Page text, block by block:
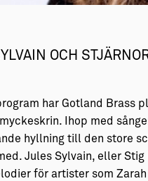
OCH
har Gotland Brass
Ihop med
hyllning till den store
Jules Sylvain, eller
för artister som